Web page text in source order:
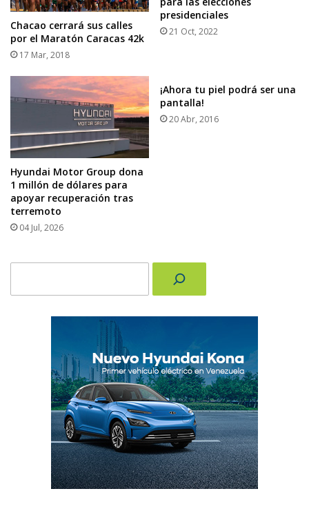
Chacao cerrará sus calles
por el Maratón Caracas 42k
17 Mar, 2018
presidenciales
21 Oct, 2022
Hyundai Motor Group dona
1 millón de dólares para
apoyar recuperación tras
terremoto
04 Jul, 2026
¡Ahora tu piel podrá ser una
pantalla!
20 Abr, 2016